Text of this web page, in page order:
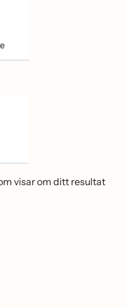
visar om ditt resultat